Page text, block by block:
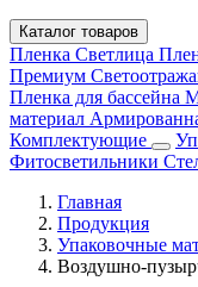
Каталог товаров
Пленка Светлица
Премиум
Пленка для бассейна
материал
Комплектующие
Фитосветильники
Главная
Продукция
Упаковочные
Воздушно-